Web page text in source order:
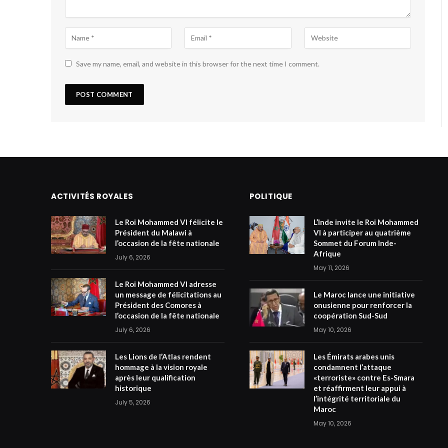
Save my name, email, and website in this browser for the next time I comment.
ACTIVITÉS ROYALES
Le Roi Mohammed VI félicite le
Président du Malawi à
l’occasion de la fête nationale
July 6, 2026
Le Roi Mohammed VI adresse
un message de félicitations au
Président des Comores à
l’occasion de la fête nationale
July 6, 2026
Les Lions de l’Atlas rendent
hommage à la vision royale
après leur qualification
historique
July 5, 2026
POLITIQUE
L’Inde invite le Roi Mohammed
VI à participer au quatrième
Sommet du Forum Inde-
Afrique
May 11, 2026
Le Maroc lance une initiative
onusienne pour renforcer la
coopération Sud-Sud
May 10, 2026
Les Émirats arabes unis
condamnent l’attaque
«terroriste» contre Es-Smara
et réaffirment leur appui à
l’intégrité territoriale du
Maroc
May 10, 2026